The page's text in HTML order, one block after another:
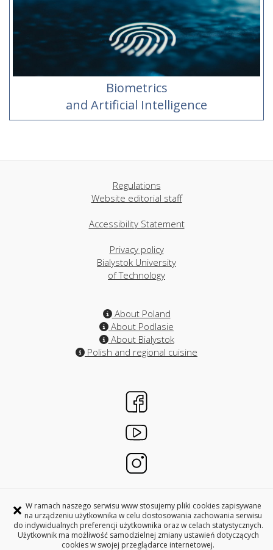
× W ramach naszego serwisu www stosujemy pliki cookies zapisywane
na urządzeniu użytkownika w celu dostosowania zachowania serwisu
do indywidualnych preferencji użytkownika oraz w celach statystycznych.
Użytkownik ma możliwość samodzielnej zmiany ustawień dotyczących
cookies w swojej przeglądarce internetowej.
Biometrics
and Artificial Intelligence
Regulations
Website editorial staff
Accessibility Statement
Privacy policy
Bialystok University
of Technology
About Poland
About Podlasie
About Bialystok
Polish and regional cuisine
INTERNATIONAL RELATIONS OFFICES
BIALYSTOK UNIVERSITY OF TECHNOLOGY
45A, Wiejska Street, 15-351 Bialystok, Poland